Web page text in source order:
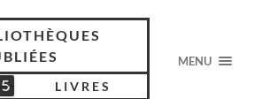
5
8
5 LIVRES
MENU